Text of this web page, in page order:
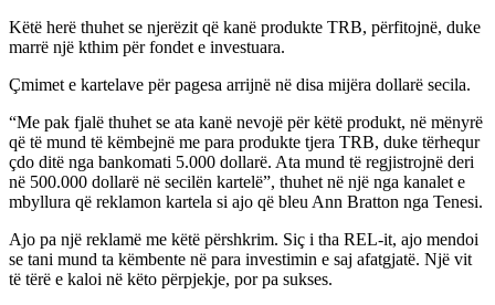
Këtë herë thuhet se njerëzit që kanë produkte TRB, përfitojnë, duke
marrë një kthim për fondet e investuara.
Çmimet e kartelave për pagesa arrijnë në disa mijëra dollarë secila.
“Me pak fjalë thuhet se ata kanë nevojë për këtë produkt, në mënyrë
që të mund të këmbejnë me para produkte tjera TRB, duke tërhequr
çdo ditë nga bankomati 5.000 dollarë. Ata mund të regjistrojnë deri
në 500.000 dollarë në secilën kartelë”, thuhet në një nga kanalet e
mbyllura që reklamon kartela si ajo që bleu Ann Bratton nga Tenesi.
Ajo pa një reklamë me këtë përshkrim. Siç i tha REL-it, ajo mendoi
se tani mund ta këmbente në para investimin e saj afatgjatë. Një vit
të tërë e kaloi në këto përpjekje, por pa sukses.